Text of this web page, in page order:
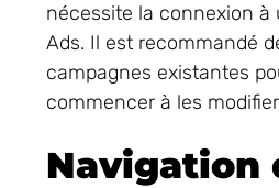
nécessite la connexion à
Ads. Il est recommandé
campagnes existantes
commencer à les
Navigation